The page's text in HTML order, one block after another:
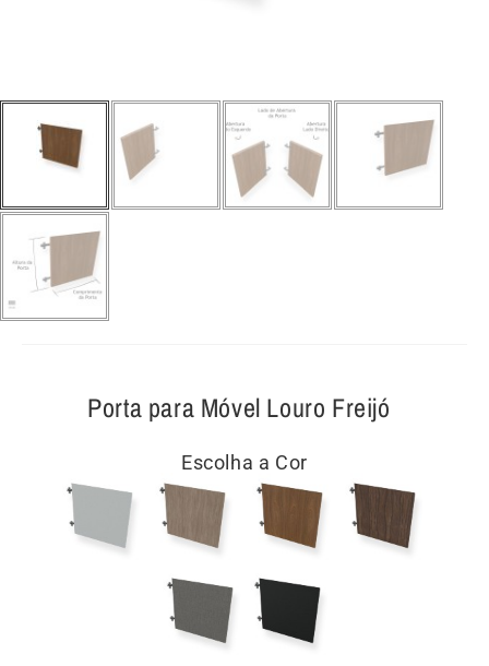
Porta para Móvel Louro Freijó
Escolha a Cor